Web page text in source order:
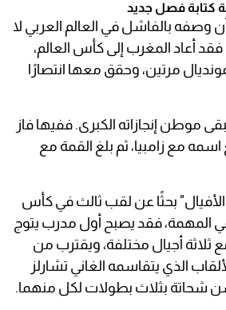
كتابة فصل جديد
وصفه بالفاشل في العالم العربي لا
أعاد المغرب إلى كأس العالم،
مرتين، وحقق معها انتصارًا
موطن إنجازاته الكبرى. ففيها فاز
اسمه مع زامبيا، ثم بلغ القمة مع
"الأفيال" بحثًا عن لقب ثالث في كأس
في المهمة، فقد يصبح أول مدرب يتوج
ثلاثة أجيال مختلفة، ويقترب من
الذي يتقاسمه الغاني تشارلز
شحاتة بثلاث بطولات لكل منهما.